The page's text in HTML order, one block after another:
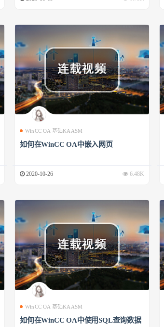
WinCC OA 基础KAASM
如何在WinCC OA中嵌入网页
2020-10-26 6.48K
WinCC OA 基础KAASM
如何在WinCC OA中使用SQL查询数据